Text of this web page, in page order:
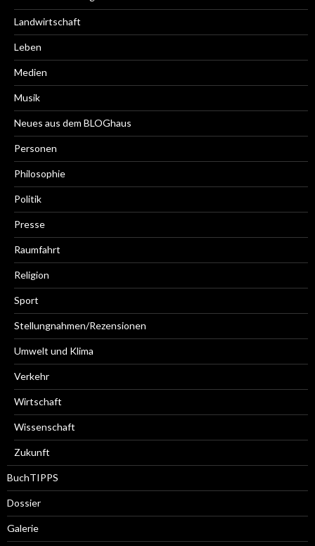
Landwirtschaft
Leben
Medien
Musik
Neues aus dem BLOGhaus
Personen
Philosophie
Politik
Presse
Raumfahrt
Religion
Sport
Stellungnahmen/Rezensionen
Umwelt und Klima
Verkehr
Wirtschaft
Wissenschaft
Zukunft
BuchTIPPS
Dossier
Galerie